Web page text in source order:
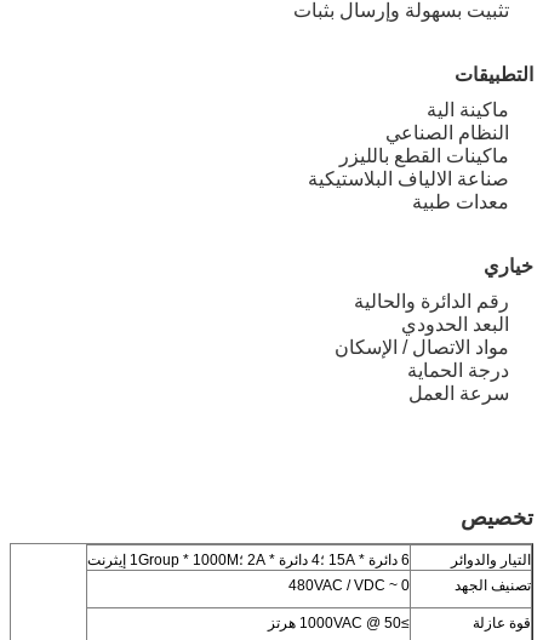
تثبيت بسهولة وإرسال بثبات
التطبيقات
ماكينة الية
النظام الصناعي
ماكينات القطع بالليزر
صناعة الالياف البلاستيكية
معدات طبية
خياري
رقم الدائرة والحالية
البعد الحدودي
مواد الاتصال / الإسكان
درجة الحماية
سرعة العمل
تخصيص
التيار والدوائر
6 دائرة * 15A ؛4 دائرة * 2A ؛1Group * 1000M إيثرنت
تصنيف الجهد
0 ~ 480VAC / VDC
قوة عازلة ≥1000VAC @ 50 هرتز